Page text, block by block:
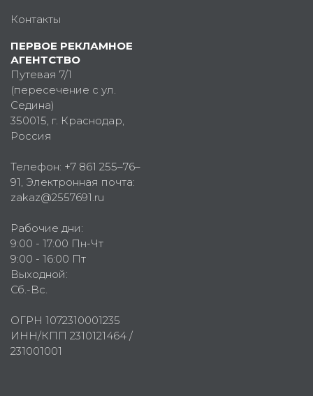
Контакты
ПЕРВОЕ РЕКЛАМНОЕ
АГЕНТСТВО
Путевая 7/1
(пересечение с ул.
Седина)
350015, г. Краснодар,
Россия
Телефон: +7 861 255–76–
91, Электронная почта:
zakaz@2557691.ru
Рабочие дни:
9:00 - 17:00 Пн-Чт
9:00 - 16:00 Пт
Выходной:
Сб.-Вс.
ОГРН 1072310001235
ИНН/КПП 2310121464 /
231001001